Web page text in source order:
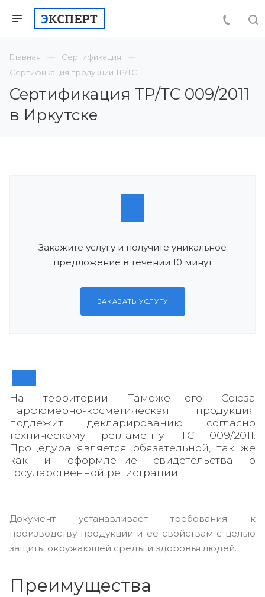
Главная
Сертификация
Сертификация продукции ТР/ТС
Сертификация ТР/ТС 009/2011
в Иркутске
Закажите услугу и получите уникальное
предложение в течении 10 минут
ЗАКАЗАТЬ УСЛУГУ
На территории Таможенного Союза
парфюмерно-косметическая продукция
подлежит декларированию согласно
техническому регламенту ТС 009/2011.
Процедура является обязательной, так же
как и оформление свидетельства о
государственной регистрации.
Документ устанавливает требования к
производству продукции и ее свойствам с целью
защиты окружающей среды и здоровья людей.
Преимущества